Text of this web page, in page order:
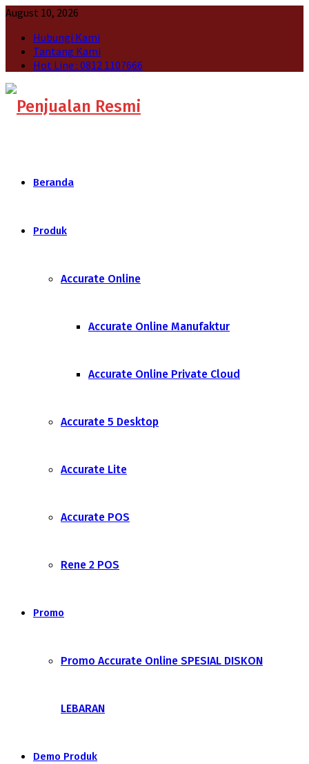
August 10, 2026
Hubungi Kami
Tantang Kami
Hot Line : 0812 1107666
Beranda
Produk
Accurate Online
Accurate Online Manufaktur
Accurate Online Private Cloud
Accurate 5 Desktop
Accurate Lite
Accurate POS
Rene 2 POS
Promo
Promo Accurate Online SPESIAL DISKON
LEBARAN
Demo Produk